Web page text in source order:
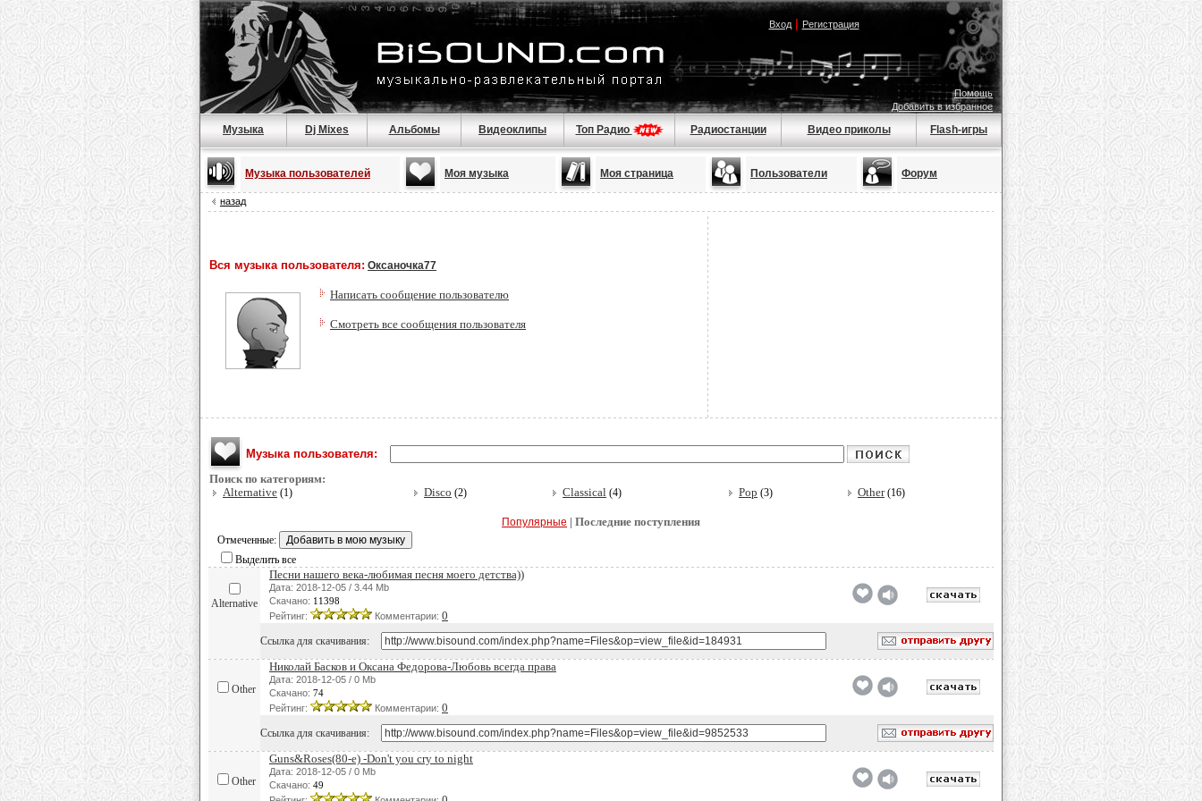
Вход| Регистрация
Помощь
Добавить в избранное
Музыка Dj Mixes Альбомы Видеоклипы Топ Радио Радиостанции Видео приколы Flash-игры
Музыка пользователей Моя музыка Моя страница Пользователи Форум
назад
Вся музыка пользователя: Оксаночка77
Написать сообщение пользователю
Смотреть все сообщения пользователя
Музыка пользователя:
Поиск по категориям:
Alternative (1) Disco (2) Classical (4) Pop (3) Other(16)
Популярные | Последние поступления
Отмеченные:
Выделить все
Alternative
Песни нашего века-любимая песня моего детства))
Дата: 2018-12-05 / 3.44 Mb
Скачано: 11398
Рейтинг:
Комментарии: 0
Ссылка для скачивания:
Other
Николай Басков и Оксана Федорова-Любовь всегда права
Дата: 2018-12-05 / 0 Mb
Скачано: 74
Рейтинг:
Комментарии: 0
Ссылка для скачивания:
Other
Guns&Roses(80-е) -Don't you cry to night
Дата: 2018-12-05 / 0 Mb
Скачано: 49